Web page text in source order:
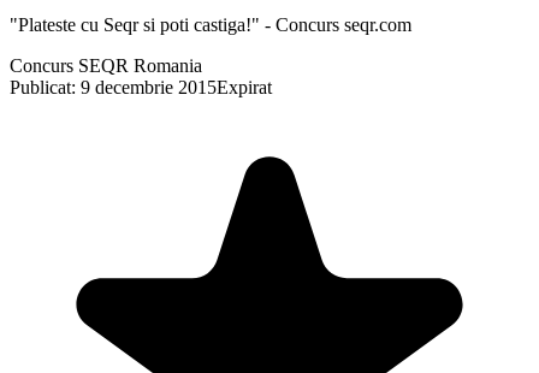
"Plateste cu Seqr si poti castiga!" - Concurs seqr.com
Concurs SEQR Romania
Publicat: 9 decembrie 2015Expirat